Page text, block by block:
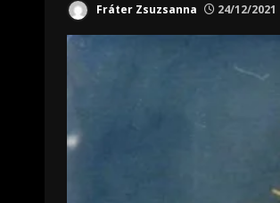
Fráter Zsuzsanna 24/12/2021